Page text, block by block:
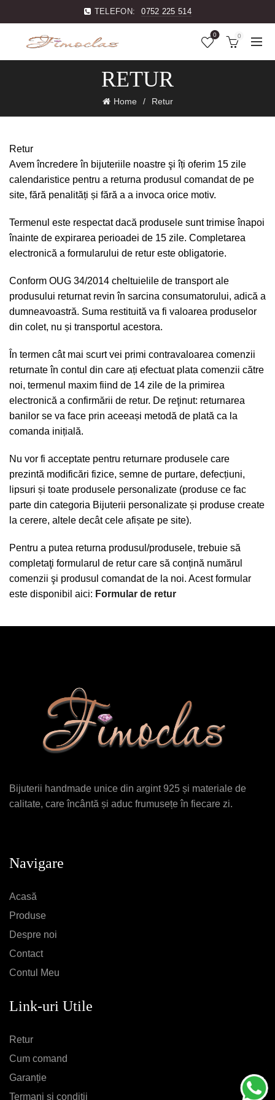
TELEFON: 0752 225 514
0 0
RETUR
Home Retur
Retur
Avem încredere în bijuteriile noastre şi îți oferim 15 zile
calendaristice pentru a returna produsul comandat de pe
site, fără penalități și fără a a invoca orice motiv.
Termenul este respectat dacă produsele sunt trimise înapoi
înainte de expirarea perioadei de 15 zile. Completarea
electronică a formularului de retur este obligatorie.
Conform OUG 34/2014 cheltuielile de transport ale
produsului returnat revin în sarcina consumatorului, adică a
dumneavoastră. Suma restituită va fi valoarea produselor
din colet, nu și transportul acestora.
În termen cât mai scurt vei primi contravaloarea comenzii
returnate în contul din care ați efectuat plata comenzii către
noi, termenul maxim fiind de 14 zile de la primirea
electronică a confirmării de retur. De reţinut: returnarea
banilor se va face prin aceeași metodă de plată ca la
comanda inițială.
Nu vor fi acceptate pentru returnare produsele care
prezintă modificări fizice, semne de purtare, defecțiuni,
lipsuri și toate produsele personalizate (produse ce fac
parte din categoria Bijuterii personalizate și produse create
la cerere, altele decât cele afișate pe site).
Pentru a putea returna produsul/produsele, trebuie să
completaţi formularul de retur care să conțină numărul
comenzii şi produsul comandat de la noi. Acest formular
este disponibil aici: Formular de retur
Bijuterii handmade unice din argint 925 și materiale de
calitate, care încântă și aduc frumusețe în fiecare zi.
Navigare
Acasă
Produse
Despre noi
Contact
Contul Meu
Link-uri Utile
Retur
Cum comand
Garanție
Termani și condiții